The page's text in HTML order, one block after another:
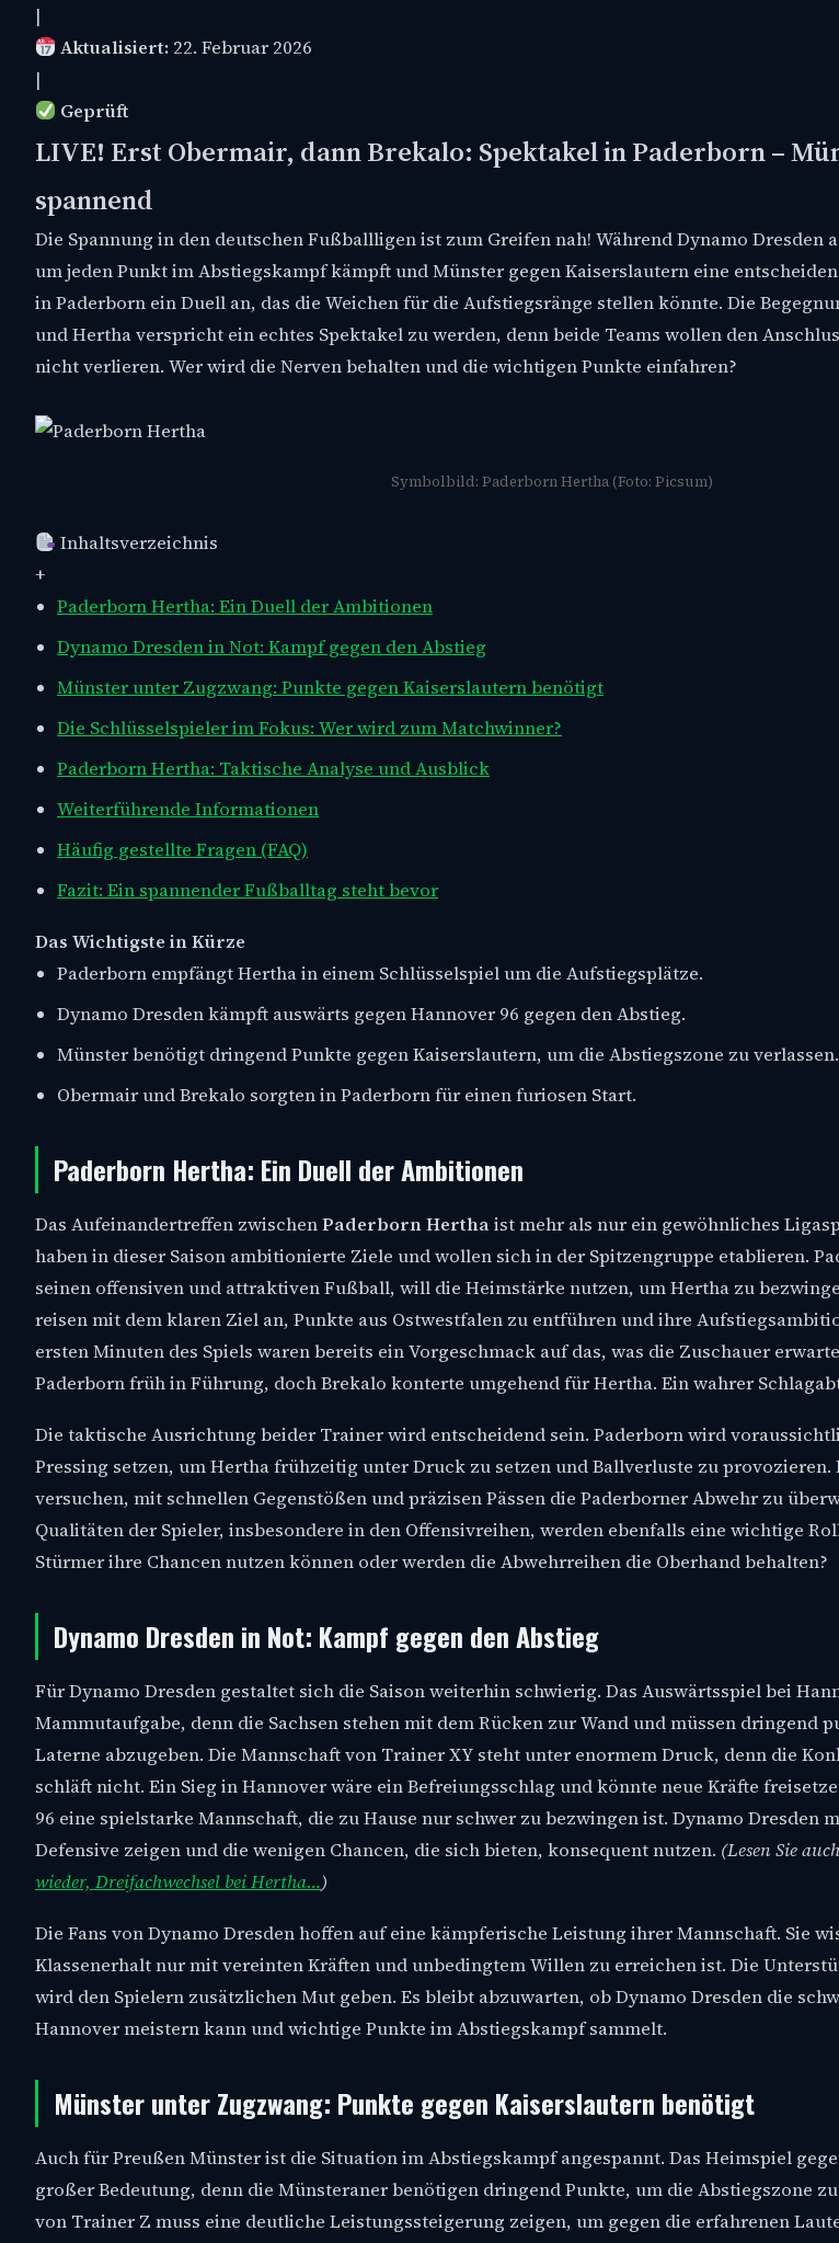
|
Aktualisiert:22. Februar 2026
|
Geprüft
LIVE! Erst Obermair, dann Brekalo: Spektakel in Paderborn –
spannend
Die Spannung in den deutschen Fußballligen ist zum Greifen nah! Während Dynamo Dresden
um jeden Punkt im Abstiegskampf kämpft und Münster gegen Kaiserslautern eine
in Paderborn ein Duell an, das die Weichen für die Aufstiegsränge stellen könnte. Die
und Hertha verspricht ein echtes Spektakel zu werden, denn beide Teams wollen den
nicht verlieren. Wer wird die Nerven behalten und die wichtigen Punkte einfahren?
Symbolbild: Paderborn Hertha (Foto: Picsum)
Inhaltsverzeichnis
+
Paderborn Hertha: Ein Duell der Ambitionen
Dynamo Dresden in Not: Kampf gegen den Abstieg
Münster unter Zugzwang: Punkte gegen Kaiserslautern benötigt
Die Schlüsselspieler im Fokus: Wer wird zum Matchwinner?
Paderborn Hertha: Taktische Analyse und Ausblick
Weiterführende Informationen
Häufig gestellte Fragen (FAQ)
Fazit: Ein spannender Fußballtag steht bevor
Das Wichtigste in Kürze
Paderborn empfängt Hertha in einem Schlüsselspiel um die Aufstiegsplätze.
Dynamo Dresden kämpft auswärts gegen Hannover 96 gegen den Abstieg.
Münster benötigt dringend Punkte gegen Kaiserslautern, um die Abstiegszone zu verlassen.
Obermair und Brekalo sorgten in Paderborn für einen furiosen Start.
Paderborn Hertha: Ein Duell der Ambitionen
Das Aufeinandertreffen zwischenPaderborn Herthaist mehr als nur ein gewöhnliches
haben in dieser Saison ambitionierte Ziele und wollen sich in der Spitzengruppe etablieren.
seinen offensiven und attraktiven Fußball, will die Heimstärke nutzen, um Hertha zu
reisen mit dem klaren Ziel an, Punkte aus Ostwestfalen zu entführen und ihre
ersten Minuten des Spiels waren bereits ein Vorgeschmack auf das, was die Zuschauer
Paderborn früh in Führung, doch Brekalo konterte umgehend für Hertha. Ein wahrer
Die taktische Ausrichtung beider Trainer wird entscheidend sein. Paderborn wird
Pressing setzen, um Hertha frühzeitig unter Druck zu setzen und Ballverluste zu
versuchen, mit schnellen Gegenstößen und präzisen Pässen die Paderborner Abwehr zu
Qualitäten der Spieler, insbesondere in den Offensivreihen, werden ebenfalls eine wichtige
Stürmer ihre Chancen nutzen können oder werden die Abwehrreihen die Oberhand behalten?
Dynamo Dresden in Not: Kampf gegen den Abstieg
Für Dynamo Dresden gestaltet sich die Saison weiterhin schwierig. Das Auswärtsspiel bei
Mammutaufgabe, denn die Sachsen stehen mit dem Rücken zur Wand und müssen dringend
Laterne abzugeben. Die Mannschaft von Trainer XY steht unter enormem Druck, denn die
schläft nicht. Ein Sieg in Hannover wäre ein Befreiungsschlag und könnte neue Kräfte
96 eine spielstarke Mannschaft, die zu Hause nur schwer zu bezwingen ist. Dynamo Dresden
Defensive zeigen und die wenigen Chancen, die sich bieten, konsequent nutzen. (Lesen Sie
wieder, Dreifachwechsel bei Hertha…)
Die Fans von Dynamo Dresden hoffen auf eine kämpferische Leistung ihrer Mannschaft. Sie
Klassenerhalt nur mit vereinten Kräften und unbedingtem Willen zu erreichen ist. Die
wird den Spielern zusätzlichen Mut geben. Es bleibt abzuwarten, ob Dynamo Dresden die
Hannover meistern kann und wichtige Punkte im Abstiegskampf sammelt.
Münster unter Zugzwang: Punkte gegen Kaiserslautern benötigt
Auch für Preußen Münster ist die Situation im Abstiegskampf angespannt. Das Heimspiel
großer Bedeutung, denn die Münsteraner benötigen dringend Punkte, um die Abstiegszone
von Trainer Z muss eine deutliche Leistungssteigerung zeigen, um gegen die erfahrenen